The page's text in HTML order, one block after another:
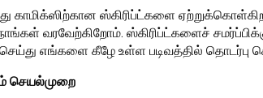
காமிக்ஸிற்கான ஸ்கிரிப்ட்களை
நாங்கள் வரவேற்கிறோம். ஸ்கிரிப்ட்களைச்
எங்களை கீழே உள்ள படிவத்தில் தொடர்பு
செயல்முறை